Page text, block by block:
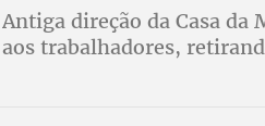
Antiga direção da Casa
aos trabalhadores,